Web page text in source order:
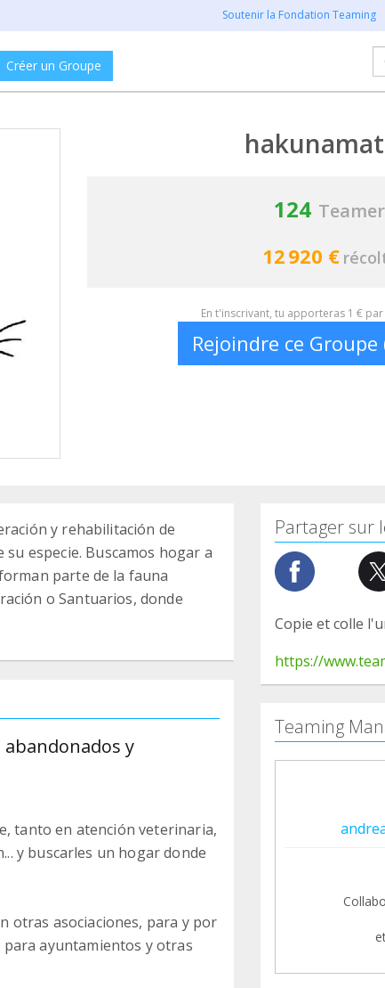
Soutenir la Fondation Teaming
Créer un Groupe
124
12 920 €
En t'inscrivant, tu apporteras 1 €
Rejoindre ce
y rehabilitación de
especie. Buscamos hogar a
parte de la fauna
o Santuarios, donde
y
tanto en atención veterinaria,
y buscarles un hogar donde
otras asociaciones, para y por
ayuntamientos y otras
Partager sur
Copie et colle
https://
Teaming